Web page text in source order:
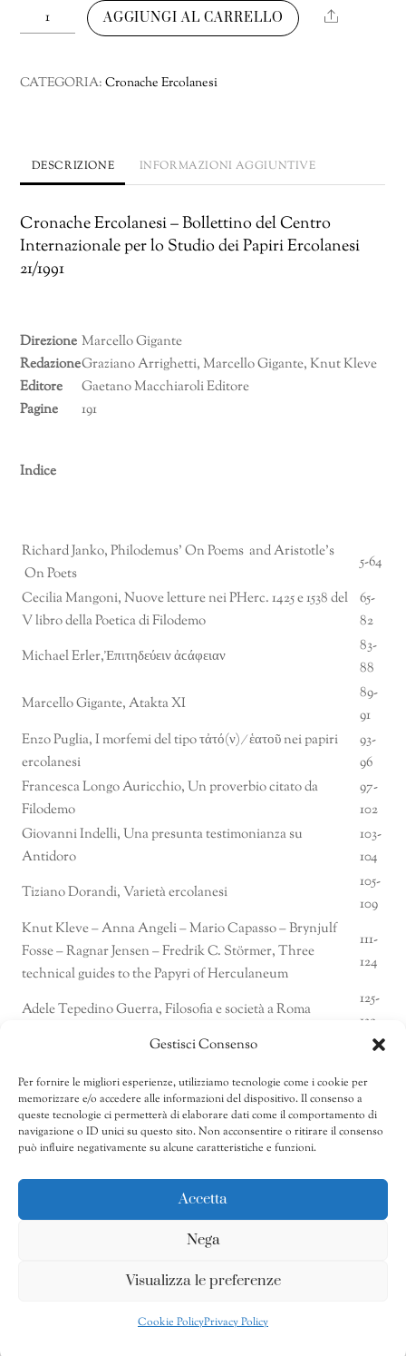
Gestisci Consenso
Per fornire le migliori esperienze, utilizziamo tecnologie come i cookie per
memorizzare e/o accedere alle informazioni del dispositivo. Il consenso a
queste tecnologie ci permetterà di elaborare dati come il comportamento di
navigazione o ID unici su questo sito. Non acconsentire o ritirare il consenso
può influire negativamente su alcune caratteristiche e funzioni.
Accetta
Nega
Visualizza le preferenze
Cookie PolicyPrivacy Policy
Cronache
Ercolanesi
21/1991
AGGIUNGI AL CARRELLO Share
CATEGORIA:Cronache Ercolanesi
DESCRIZIONE INFORMAZIONI AGGIUNTIVE
Cronache Ercolanesi – Bollettino del Centro
Internazionale per lo Studio dei Papiri Ercolanesi
21/1991
Direzione Marcello Gigante
RedazioneGraziano Arrighetti, Marcello Gigante, Knut Kleve
Editore
Gaetano Macchiaroli Editore
Pagine
191
Indice
Richard Janko, Philodemus’ On Poems and Aristotle’s
On Poets
5-64
Cecilia Mangoni, Nuove letture nei PHerc. 1425 e 1538 del
V libro della Poetica di Filodemo
65-
82
Michael Erler,Ἐπιτηδεύειν ἀϲάφειαν
83-
88
Marcello Gigante, Atakta XI
89-
91
Enzo Puglia, I morfemi del tipo τἀτό(ν) ⁄ ἑατοῦ nei papiri
ercolanesi
93-
96
Francesca Longo Auricchio, Un proverbio citato da
Filodemo
97-
102
Giovanni Indelli, Una presunta testimonianza su
Antidoro
103-
104
Tiziano Dorandi, Varietà ercolanesi
105-
109
Knut Kleve – Anna Angeli – Mario Capasso – Brynjulf
Fosse – Ragnar Jensen – Fredrik C. Störmer, Three
technical guides to the Papyri of Herculaneum
111-
124
Adele Tepedino Guerra, Filosofia e società a Roma
125-
132
Richard de Kind, Casa dello Scheletro at Herculaneum:
133-
Mario Pagano, La villa romana di contrada Sora a Torre
del Greco
149-
186
Notiziario
187-
Privacy Policy
Cookies Policy
Callatech